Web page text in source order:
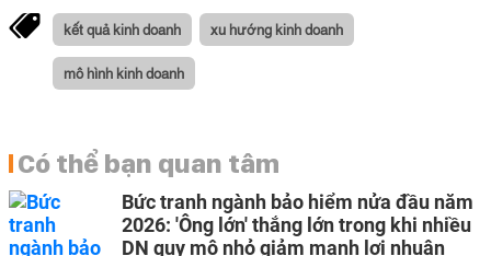
kết quả kinh doanh xu hướng kinh doanh
mô hình kinh doanh
Có thể bạn quan tâm
Bức tranh ngành bảo hiểm nửa đầu năm
2026: 'Ông lớn' thắng lớn trong khi nhiều
DN quy mô nhỏ giảm mạnh lợi nhuận